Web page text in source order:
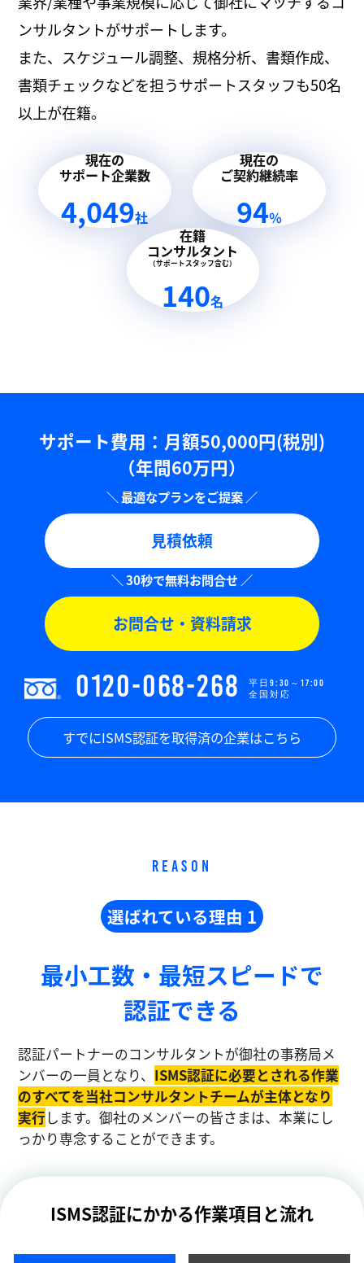
ンサルタントがサポートします。
また、スケジュール調整、規格分析、書類作成、
書類チェックなどを担うサポートスタッフも50名
以上が在籍。
現在の
サポート企業数
4,049社
現在の
ご契約継続率
94％
在籍
コンサルタント
（サポートスタッフ含む）
140名
サポート費用：⽉額50,000円(税別)
（年間60万円）
見積依頼
お問合せ・資料請求
0120-068-268
平日9:30～17:00
全国対応
すでにISMS認証を取得済の企業はこちら
REASON
選ばれている理由 1
最小工数・最短スピードで
認証できる
認証パートナーのコンサルタントが御社の事務局メ
ンバーの一員となり、 ISMS認証に必要とされる作業
のすべてを当社コンサルタントチームが主体となり
実⾏ します。御社のメンバーの皆さまは、本業にし
っかり専念することができます。
ISMS認証にかかる作業項目と流れ